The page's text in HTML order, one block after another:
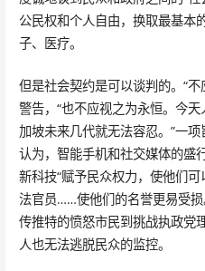
公民权和个人自由，换取最基本
子、医疗。
但是社会契约是可以谈判的。“
警告，“也不应视之为永恒。今
加坡未来几代就无法容忍。”一
认为，智能手机和社交媒体的盛
新科技“赋予民众权力，使他们
法官员……使他们的名誉更易受
传推特的愤怒市民到挑战执政党
人也无法逃脱民众的监控。